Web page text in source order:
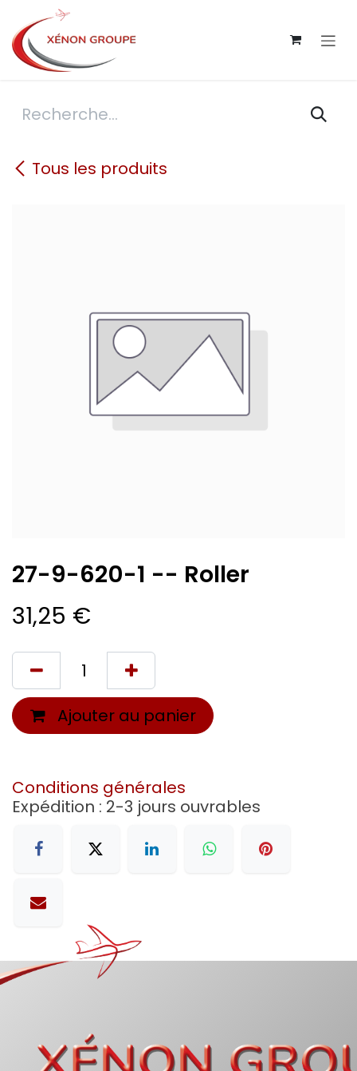
Se rendre au contenu
Tous les produits
27-9-620-1 -- Roller
31,25 €
Ajouter au panier
Conditions générales
Expédition : 2-3 jours ouvrables